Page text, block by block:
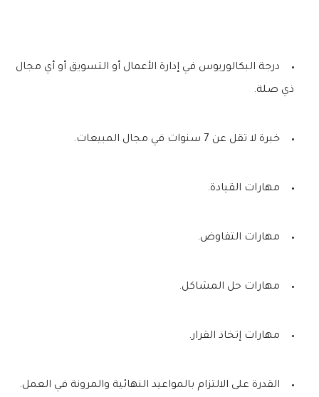
درجة البكالوريوس في إدارة الأعمال أو التسويق أو أي مجال
ذي صلة.
خبرة لا تقل عن 7 سنوات في مجال المبيعات.
مهارات القيادة.
مهارات التفاوض.
مهارات حل المشاكل.
مهارات إتخاذ القرار.
القدرة على الالتزام بالمواعيد النهائية والمرونة في العمل.